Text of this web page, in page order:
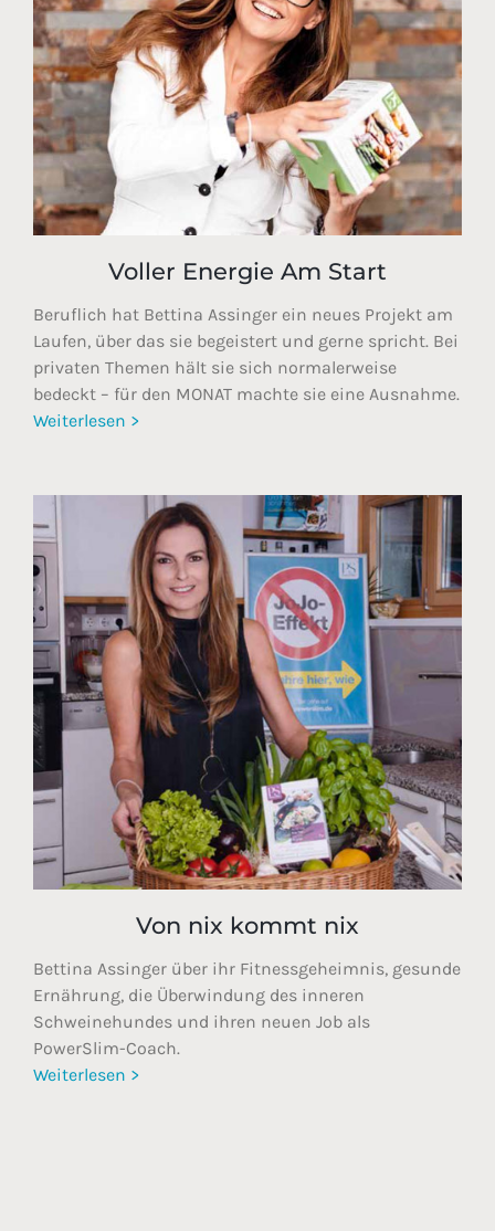
Voller Energie Am Start
Beruflich hat Bettina Assinger ein neues Projekt am
Laufen, über das sie begeistert und gerne spricht. Bei
privaten Themen hält sie sich normalerweise
bedeckt – für den MONAT machte sie eine Ausnahme.
Weiterlesen >
Von nix kommt nix
Bettina Assinger über ihr Fitnessgeheimnis, gesunde
Ernährung, die Überwindung des inneren
Schweinehundes und ihren neuen Job als
PowerSlim-Coach.
Weiterlesen >